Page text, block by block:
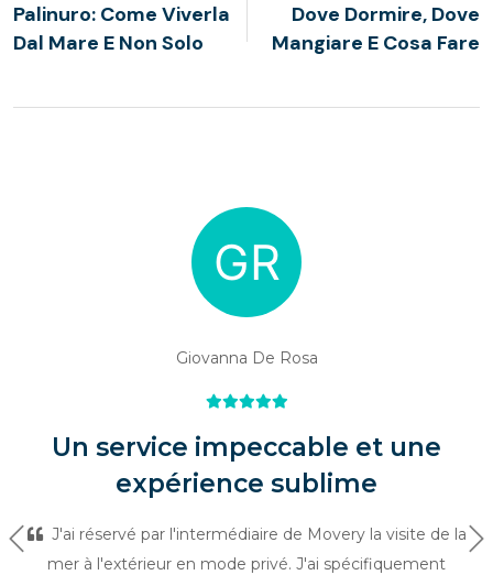
Palinuro: Come Viverla
Dal Mare E Non Solo
Dove Dormire, Dove
Mangiare E Cosa Fare
Giovanna De Rosa
Un service impeccable et une
expérience sublime
J'ai réservé par l'intermédiaire de Movery la visite de la
mer à l'extérieur en mode privé. J'ai spécifiquement
Précédent